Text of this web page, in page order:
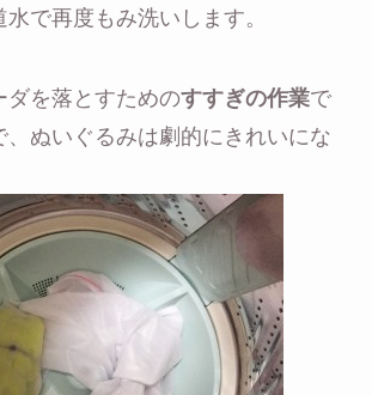
で再度もみ洗いします。
ダを落とすためのすすぎの作業で
、ぬいぐるみは劇的にきれいにな